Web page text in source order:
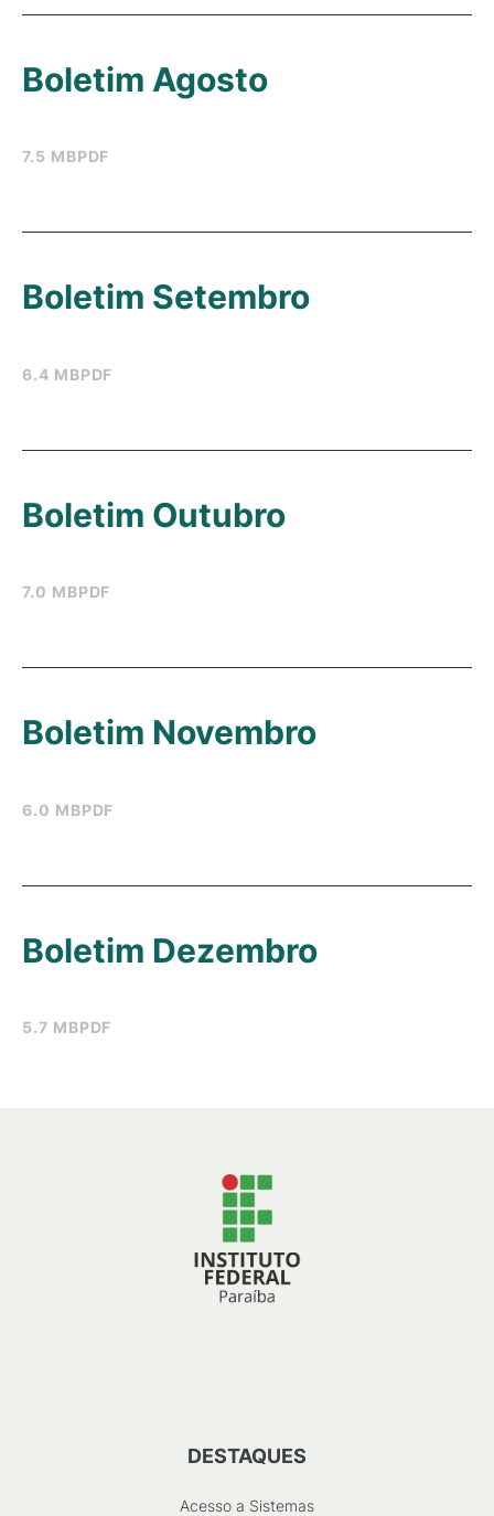
7.5 MBPDF
Boletim Agosto
6.4 MBPDF
Boletim Setembro
7.0 MBPDF
Boletim Outubro
6.0 MBPDF
Boletim Novembro
5.7 MBPDF
Boletim Dezembro
DESTAQUES
Acesso a Sistemas